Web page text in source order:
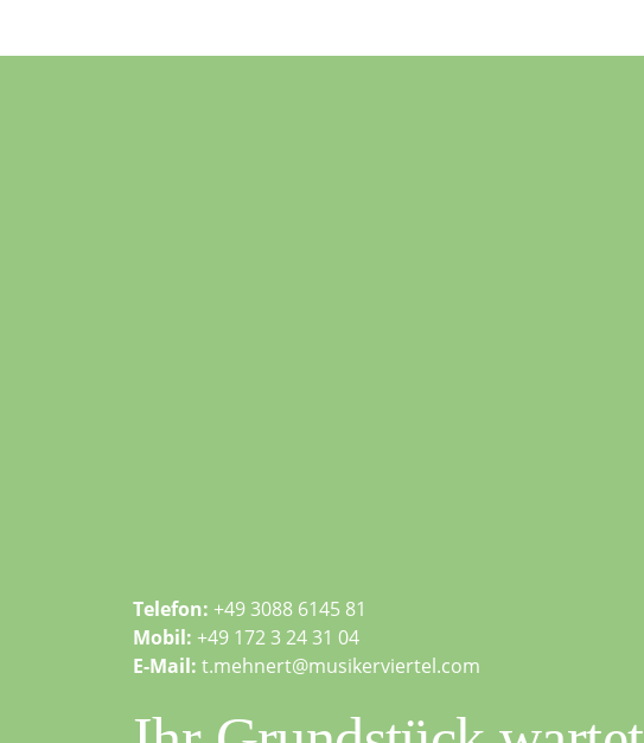
Telefon: +49 3088 6145 81
Mobil: +49 172 3 24 31 04
E-Mail: t.mehnert@musikerviertel.com